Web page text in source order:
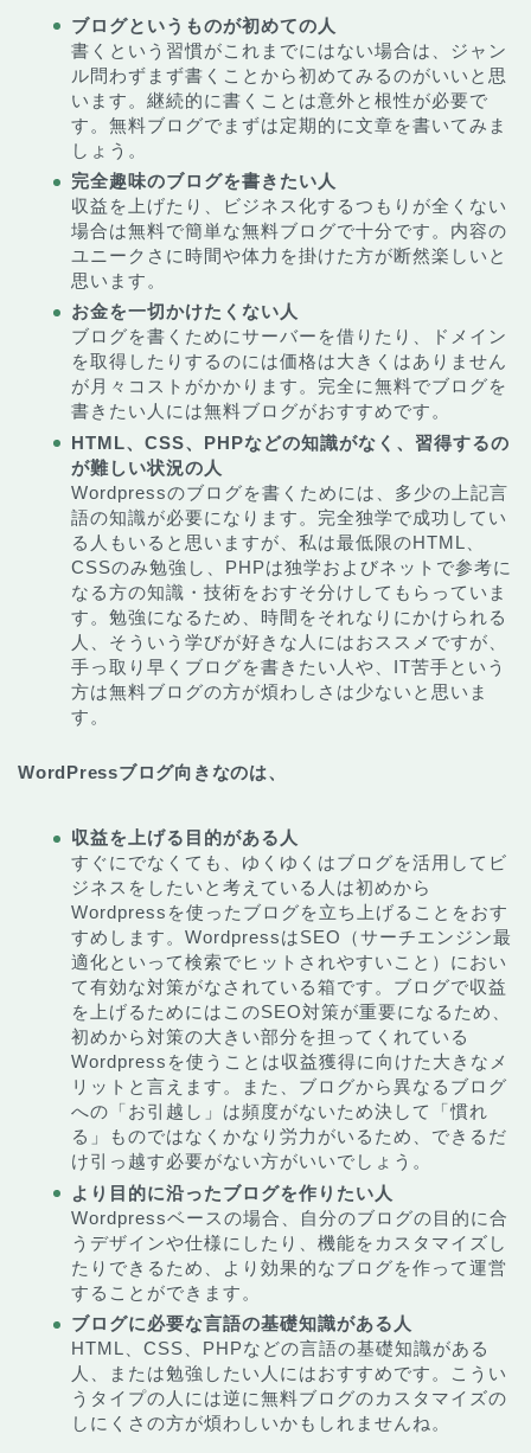
ブログというものが初めての人
書くという習慣がこれまでにはない場合は、ジャン
ル問わずまず書くことから初めてみるのがいいと思
います。継続的に書くことは意外と根性が必要で
す。無料ブログでまずは定期的に文章を書いてみま
しょう。
完全趣味のブログを書きたい人
収益を上げたり、ビジネス化するつもりが全くない
場合は無料で簡単な無料ブログで十分です。内容の
ユニークさに時間や体力を掛けた方が断然楽しいと
思います。
お金を一切かけたくない人
ブログを書くためにサーバーを借りたり、ドメイン
を取得したりするのには価格は大きくはありません
が月々コストがかかります。完全に無料でブログを
書きたい人には無料ブログがおすすめです。
HTML、CSS、PHPなどの知識がなく、習得するの
が難しい状況の人
Wordpressのブログを書くためには、多少の上記言
語の知識が必要になります。完全独学で成功してい
る人もいると思いますが、私は最低限のHTML、
CSSのみ勉強し、PHPは独学およびネットで参考に
なる方の知識・技術をおすそ分けしてもらっていま
す。勉強になるため、時間をそれなりにかけられる
人、そういう学びが好きな人にはおススメですが、
手っ取り早くブログを書きたい人や、IT苦手という
方は無料ブログの方が煩わしさは少ないと思いま
す。
WordPressブログ向きなのは、
収益を上げる目的がある人
すぐにでなくても、ゆくゆくはブログを活用してビ
ジネスをしたいと考えている人は初めから
Wordpressを使ったブログを立ち上げることをおす
すめします。WordpressはSEO（サーチエンジン最
適化といって検索でヒットされやすいこと）におい
て有効な対策がなされている箱です。ブログで収益
を上げるためにはこのSEO対策が重要になるため、
初めから対策の大きい部分を担ってくれている
Wordpressを使うことは収益獲得に向けた大きなメ
リットと言えます。また、ブログから異なるブログ
への「お引越し」は頻度がないため決して「慣れ
る」ものではなくかなり労力がいるため、できるだ
け引っ越す必要がない方がいいでしょう。
より目的に沿ったブログを作りたい人
Wordpressベースの場合、自分のブログの目的に合
うデザインや仕様にしたり、機能をカスタマイズし
たりできるため、より効果的なブログを作って運営
することができます。
ブログに必要な言語の基礎知識がある人
HTML、CSS、PHPなどの言語の基礎知識がある
人、または勉強したい人にはおすすめです。こうい
うタイプの人には逆に無料ブログのカスタマイズの
しにくさの方が煩わしいかもしれませんね。